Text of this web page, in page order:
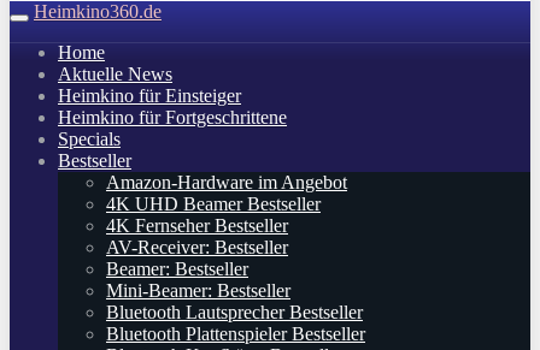
Toggle
navigation
Heimkino360.de
Home
Aktuelle News
Heimkino für Einsteiger
Heimkino für Fortgeschrittene
Specials
Bestseller
Amazon-Hardware im Angebot
4K UHD Beamer Bestseller
4K Fernseher Bestseller
AV-Receiver: Bestseller
Beamer: Bestseller
Mini-Beamer: Bestseller
Bluetooth Lautsprecher Bestseller
Bluetooth Plattenspieler Bestseller